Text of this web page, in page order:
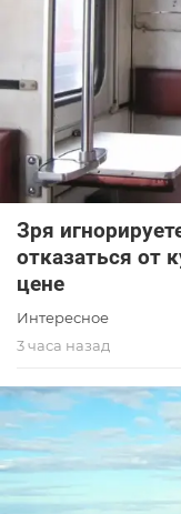
Зря
отказаться от
цене
Интересное
3 часа назад